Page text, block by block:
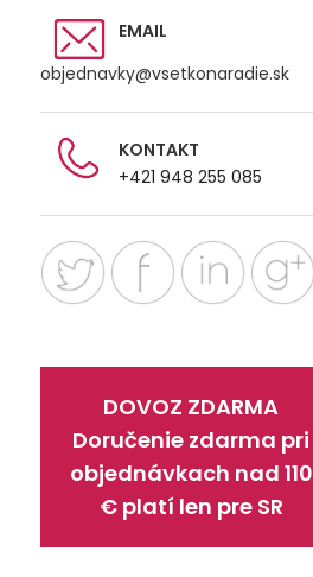
EMAIL
objednavky@vsetkonaradie.sk
KONTAKT
+421 948 255 085
DOVOZ ZDARMA
Doručenie zdarma pri
objednávkach nad 110
€ platí len pre SR